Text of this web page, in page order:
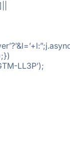
LL3P’);